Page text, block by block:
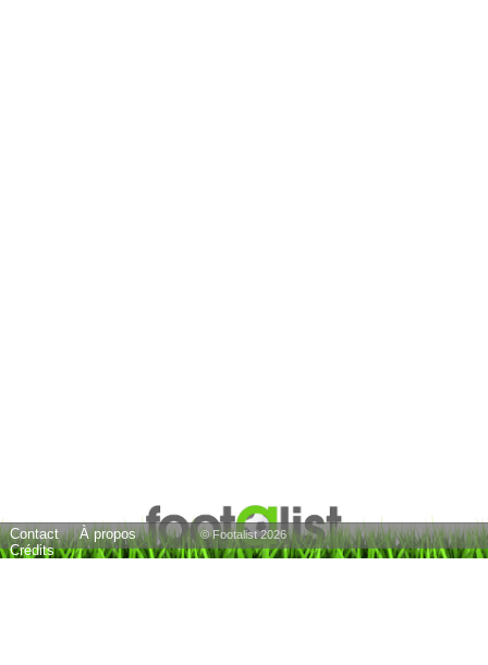
Contact
À propos
Crédits
© Footalist 2026